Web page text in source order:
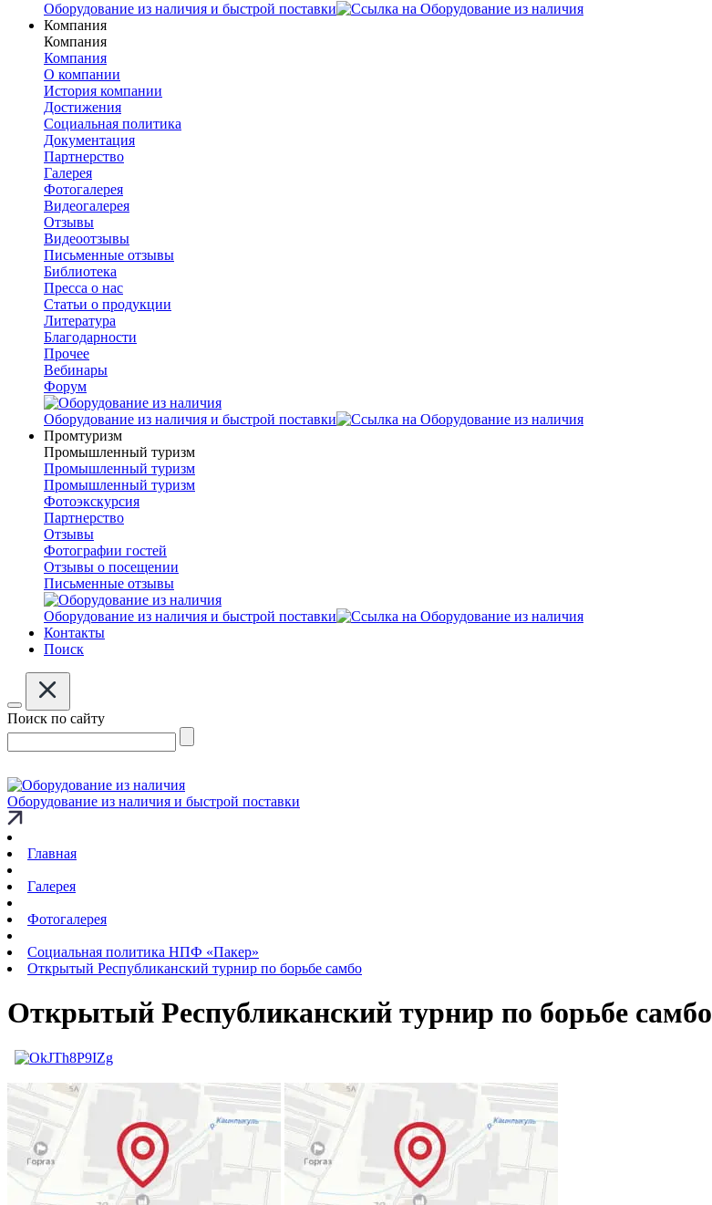
Оборудование из наличия и быстрой поставки
Компания
Компания
Компания
О компании
История компании
Достижения
Социальная политика
Документация
Партнерство
Галерея
Фотогалерея
Видеогалерея
Отзывы
Видеоотзывы
Письменные отзывы
Библиотека
Пресса о нас
Статьи о продукции
Литература
Благодарности
Прочее
Вебинары
Форум
Оборудование из наличия и быстрой поставки
Промтуризм
Промышленный туризм
Промышленный туризм
Промышленный туризм
Фотоэкскурсия
Партнерство
Отзывы
Фотографии гостей
Отзывы о посещении
Письменные отзывы
Оборудование из наличия и быстрой поставки
Контакты
Поиск
Поиск по сайту
Оборудование из наличия и быстрой поставки
Главная
Галерея
Фотогалерея
Социальная политика НПФ «Пакер»
Открытый Республиканский турнир по борьбе самбо
Открытый Республиканский турнир по борьбе самбо